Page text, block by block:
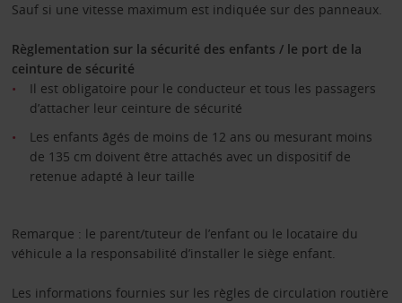
Sauf si une vitesse maximum est indiquée sur des panneaux.
Règlementation sur la sécurité des enfants / le port de la
ceinture de sécurité
Il est obligatoire pour le conducteur et tous les passagers
d’attacher leur ceinture de sécurité
Les enfants âgés de moins de 12 ans ou mesurant moins
de 135 cm doivent être attachés avec un dispositif de
retenue adapté à leur taille
Remarque : le parent/tuteur de l’enfant ou le locataire du
véhicule a la responsabilité d’installer le siège enfant.
Les informations fournies sur les règles de circulation routière